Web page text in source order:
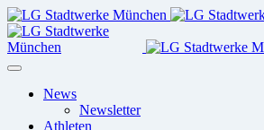
News
Newsletter
Athleten